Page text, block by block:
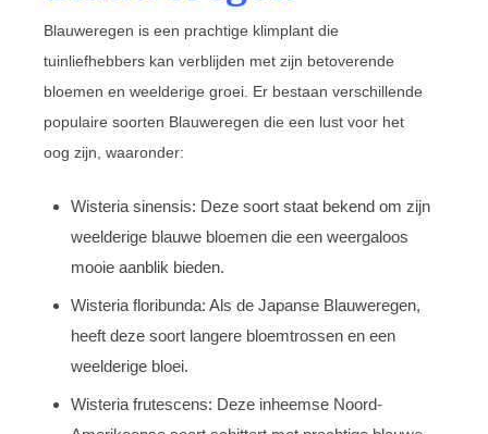
Blauweregen is een prachtige klimplant die
tuinliefhebbers kan verblijden met zijn betoverende
bloemen en weelderige groei. Er bestaan verschillende
populaire soorten Blauweregen die een lust voor het
oog zijn, waaronder:
Wisteria sinensis: Deze soort staat bekend om zijn
weelderige blauwe bloemen die een weergaloos
mooie aanblik bieden.
Wisteria floribunda: Als de Japanse Blauweregen,
heeft deze soort langere bloemtrossen en een
weelderige bloei.
Wisteria frutescens: Deze inheemse Noord-